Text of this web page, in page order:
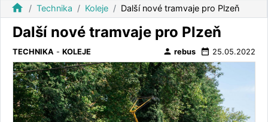
home Technika Koleje Další nové tramvaje pro Plzeň
Další nové tramvaje pro Plzeň
TECHNIKA - KOLEJE person rebus date_range 25.05.2022